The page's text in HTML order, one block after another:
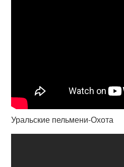
Уральские пельмени-Охота